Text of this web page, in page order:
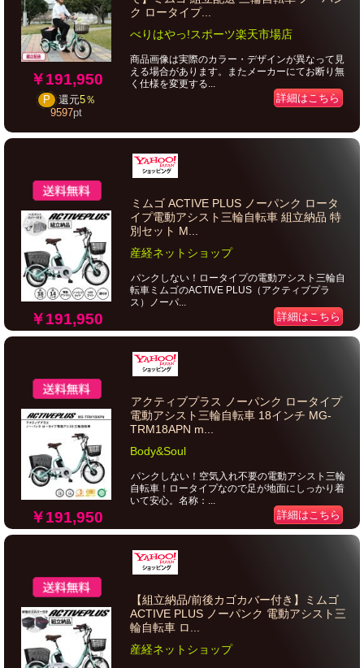
￥191,950
P 還元5％
9597pt
ク ロータイプ...
べりはやっ!スポーツ楽天市場店
商品画像は実際のカラー・デザインが異なって見
える場合があります。またメーカーにてお断り無
く仕様を変更する...
詳細はこちら
￥191,950
ミムゴ ACTIVE PLUS ノーパンク ロータ
イプ電動アシスト三輪自転車 組立納品 特
別セット M...
産経ネットショップ
パンクしない！ロータイプの電動アシスト三輪自
転車ミムゴのACTIVE PLUS（アクティブプラ
ス）ノーパ...
詳細はこちら
￥191,950
アクティブプラス ノーパンク ロータイプ
電動アシスト三輪自転車 18インチ MG-
TRM18APN m...
Body&Soul
パンクしない！空気入れ不要の電動アシスト三輪
自転車！ロータイプなので足が地面にしっかり着
いて安心。名称：...
詳細はこちら
【組立納品/前後カゴカバー付き】ミムゴ
ACTIVE PLUS ノーパンク 電動アシスト三
輪自転車 ロ...
産経ネットショップ